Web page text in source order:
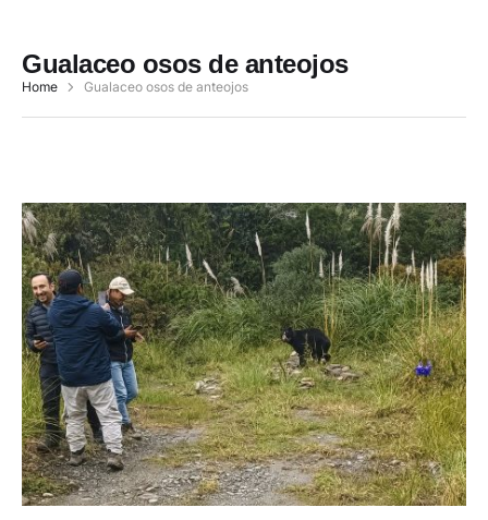
Gualaceo osos de anteojos
Home Gualaceo osos de anteojos